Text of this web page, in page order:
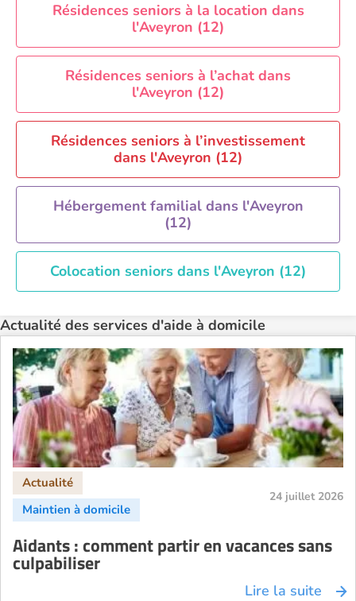
Aide à domicile Perpignan
Aide à domicile Rennes
Aide à domicile Saint-Etienne
Aide à domicile Toulouse
Recherche par ville
Résidences seniors à la location dans
l'Aveyron (12)
Résidences seniors à l’achat dans
l'Aveyron (12)
Résidences seniors à l’investissement
dans l'Aveyron (12)
Hébergement familial dans l'Aveyron
(12)
Colocation seniors dans l'Aveyron (12)
Actualité des services d'aide à domicile
24 juillet 2026
Aidants : comment partir en vacances sans
culpabiliser
Lire la suite